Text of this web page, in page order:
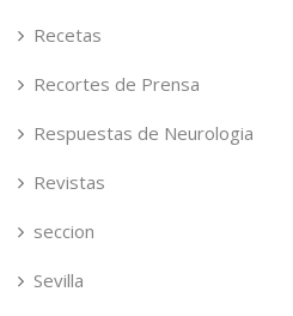
Recetas
Recortes de Prensa
Respuestas de Neurologia
Revistas
seccion
Sevilla